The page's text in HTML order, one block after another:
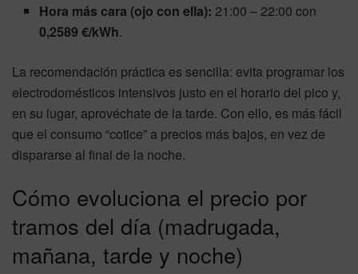
Hora más cara (ojo con ella): 21:00 – 22:00 con
0,2589 €/kWh.
La recomendación práctica es sencilla: evita programar los
electrodomésticos intensivos justo en el horario del pico y,
en su lugar, aprovéchate de la tarde. Con ello, es más fácil
que el consumo “cotice” a precios más bajos, en vez de
dispararse al final de la noche.
Cómo evoluciona el precio por
tramos del día (madrugada,
mañana, tarde y noche)